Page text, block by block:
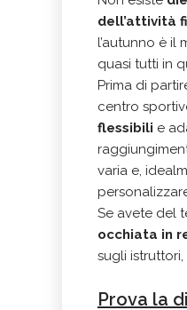
dell’attività
l’autunno è il
quasi tutti in
Prima di
centro
flessibili e
varia e,
Se avete del
occhiata in
sugli
Prova la